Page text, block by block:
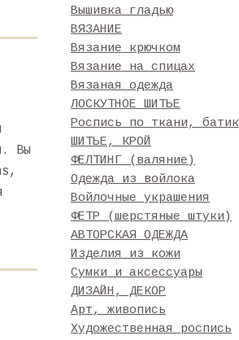
Вы
Вышивка гладью
ВЯЗАНИЕ
Вязание крючком
Вязание на спицах
Вязаная одежда
ЛОСКУТНОЕ ШИТЬЕ
Роспись по ткани, батик
ШИТЬЕ, КРОЙ
ФЕЛТИНГ (валяние)
Одежда из войлока
Войлочные украшения
ФЕТР (шерстяные штуки)
АВТОРСКАЯ ОДЕЖДА
Изделия из кожи
Сумки и аксессуары
ДИЗАЙН, ДЕКОР
Арт, живопись
Художественная роспись